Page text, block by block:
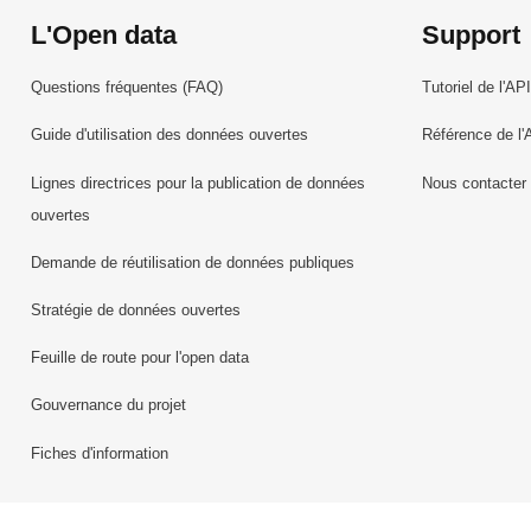
L'Open data
Questions fréquentes (FAQ)
Guide d'utilisation des données ouvertes
Lignes directrices pour la publication de données
ouvertes
Demande de réutilisation de données publiques
Stratégie de données ouvertes
Feuille de route pour l'open data
Gouvernance du projet
Fiches d'information
Support
Tutoriel de l'API
Référence de
Nous contacter